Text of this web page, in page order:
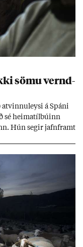
sömu vernd­
at­vinnu­leysi á Spáni
sé heima­tíl­bú­inn
Hún seg­ir jafn­framt